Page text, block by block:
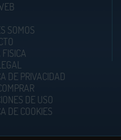
SOMOS
DE PRIVACIDAD
DE USO
DE COOKIES